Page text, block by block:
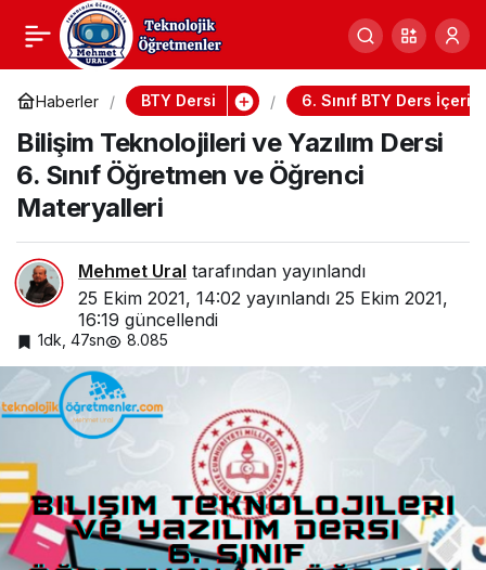
Haberler BTY Dersi 6. Sınıf BTY Ders
Bilişim Teknolojileri ve Yazılım Dersi
6. Sınıf Öğretmen ve Öğrenci
Materyalleri
Mehmet Ural tarafından yayınlandı
25 Ekim 2021, 14:02 yayınlandı 25 Ekim 2021,
16:19 güncellendi
1dk, 47sn 8.085
Bilişim Teknolojileri ve
Yazılım Dersi 6. Sınıf
Öğretmen ve Öğrenci
Materyalleri
0